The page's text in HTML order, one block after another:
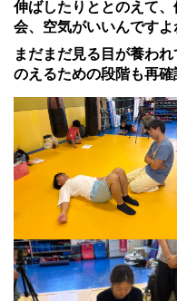
伸ばしたりととのえて
会、空気がいいんですよ
まだまだ見る目が養わ
のえるための段階も再確